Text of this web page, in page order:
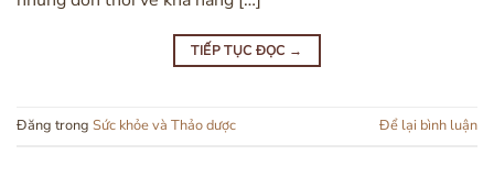
TIẾP TỤC ĐỌC →
Đăng trong Sức khỏe và Thảo dược Để lại bình luận